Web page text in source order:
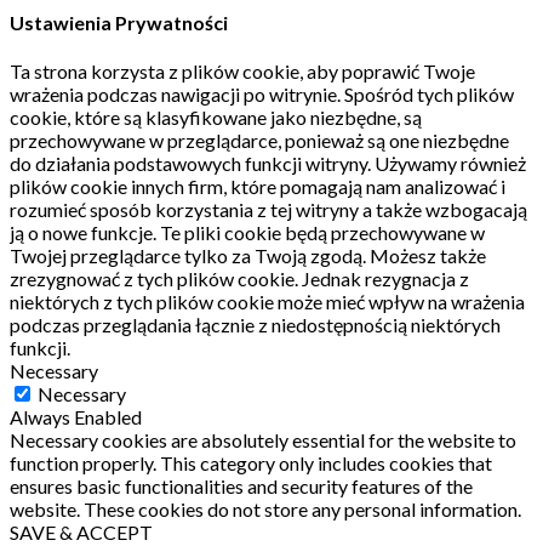
Ustawienia Prywatności
Ta strona korzysta z plików cookie, aby poprawić Twoje
wrażenia podczas nawigacji po witrynie.Spośród tych plików
cookie, które są klasyfikowane jako niezbędne, są
przechowywane w przeglądarce, ponieważ są one niezbędne
do działania podstawowych funkcji witryny. Używamy również
plików cookie innych firm, które pomagają nam analizować i
rozumieć sposób korzystania z tej witryny a także wzbogacają
ją o nowe funkcje. Te pliki cookie będą przechowywane w
Twojej przeglądarce tylko za Twoją zgodą. Możesz także
zrezygnować z tych plików cookie. Jednak rezygnacja z
niektórych z tych plików cookie może mieć wpływ na wrażenia
podczas przeglądania łącznie z niedostępnością niektórych
funkcji.
Necessary
Necessary
Always Enabled
Necessary cookies are absolutely essential for the website to
function properly. This category only includes cookies that
ensures basic functionalities and security features of the
website. These cookies do not store any personal information.
SAVE & ACCEPT